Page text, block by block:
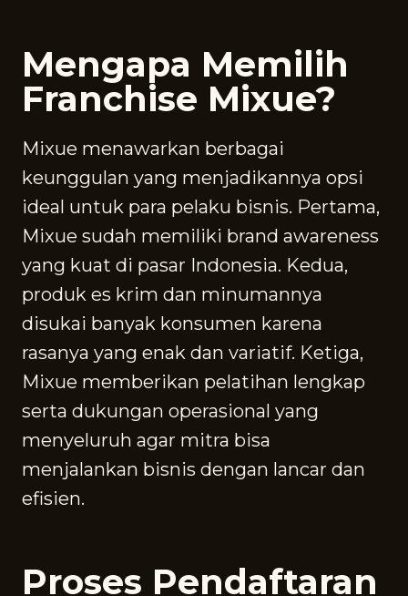
Mengapa Memilih
Franchise Mixue?
Mixue menawarkan berbagai
keunggulan yang menjadikannya opsi
ideal untuk para pelaku bisnis. Pertama,
Mixue sudah memiliki brand awareness
yang kuat di pasar Indonesia. Kedua,
produk es krim dan minumannya
disukai banyak konsumen karena
rasanya yang enak dan variatif. Ketiga,
Mixue memberikan pelatihan lengkap
serta dukungan operasional yang
menyeluruh agar mitra bisa
menjalankan bisnis dengan lancar dan
efisien.
Proses Pendaftaran